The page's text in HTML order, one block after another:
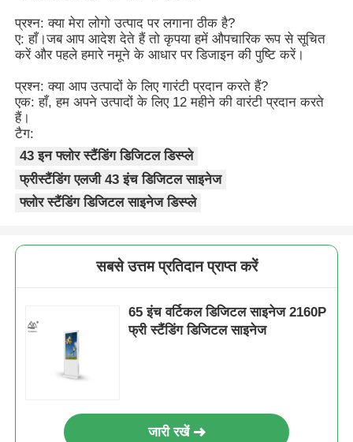
प्रश्न: क्या मेरा लोगो उत्पाद पर लगाना ठीक है?
ए: हाँ।जब आप आदेश देते हैं तो कृपया हमें औपचारिक रूप से सूचित
करें और पहले हमारे नमूने के आधार पर डिजाइन की पुष्टि करें।
प्रश्न: क्या आप उत्पादों के लिए गारंटी प्रदान करते हैं?
एक: हाँ, हम अपने उत्पादों के लिए 12 महीने की वारंटी प्रदान करते
हैं।
टैग:
43 इन फ्लोर स्टैंडिंग डिजिटल डिस्प्ले
फ्रीस्टैंडिंग एलजी 43 इंच डिजिटल साइनेज
फ्लोर स्टैंडिंग डिजिटल साइनेज डिस्प्ले
सबसे उत्तम प्रतिदान प्राप्त करें
65 इंच वर्टिकल डिजिटल साइनेज 2160P
फ्री स्टैंडिंग डिजिटल साइनेज
जारी रखें